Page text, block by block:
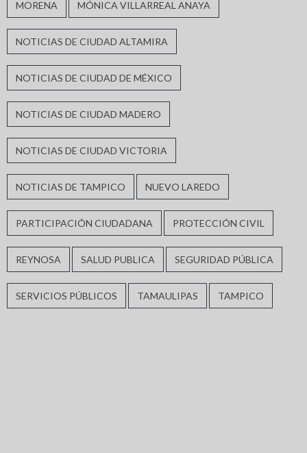
MORENA MÓNICA VILLARREAL ANAYA
NOTICIAS DE CIUDAD ALTAMIRA
NOTICIAS DE CIUDAD DE MÉXICO
NOTICIAS DE CIUDAD MADERO
NOTICIAS DE CIUDAD VICTORIA
NOTICIAS DE TAMPICO NUEVO LAREDO
PARTICIPACIÓN CIUDADANA PROTECCIÓN CIVIL
REYNOSA SALUD PUBLICA SEGURIDAD PÚBLICA
SERVICIOS PÚBLICOS TAMAULIPAS TAMPICO